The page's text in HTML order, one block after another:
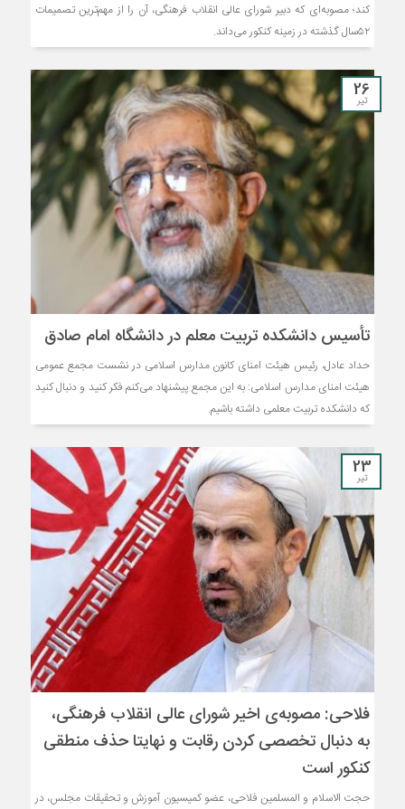
کند؛ مصوبه‌ای که دبیر شورای عالی انقلاب فرهنگی، آن را از مهم‌ترین تصمیمات
۵۲سال گذشته در زمینه کنکور می‌داند.
26
تیر
تأسیس دانشکده تربیت معلم در دانشگاه امام صادق
حداد عادل، رئیس هيئت امنای کانون مدارس اسلامی در نشست مجمع عمومی
هیئت امنای مدارس اسلامی: به این مجمع پیشنهاد می‌کنم فکر کنید و دنبال کنید
که دانشکده تربیت معلمی داشته باشیم.
23
تیر
فلاحی: مصوبه‌ی اخیر شورای عالی انقلاب فرهنگی،
به دنبال تخصصی کردن رقابت و نهایتا حذف منطقی
کنکور است
حجت ‌الاسلام و المسلمین فلاحی، عضو کمیسیون آموزش و تحقیقات مجلس، در